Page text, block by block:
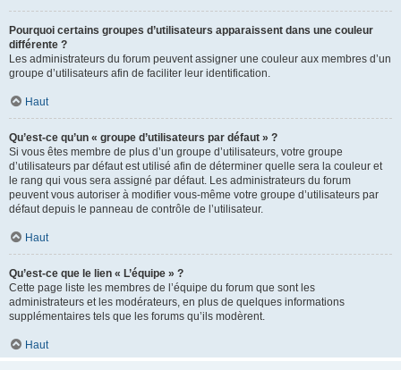
Pourquoi certains groupes d’utilisateurs apparaissent dans une couleur
différente ?
Les administrateurs du forum peuvent assigner une couleur aux membres d’un
groupe d’utilisateurs afin de faciliter leur identification.
Haut
Qu’est-ce qu’un « groupe d’utilisateurs par défaut » ?
Si vous êtes membre de plus d’un groupe d’utilisateurs, votre groupe
d’utilisateurs par défaut est utilisé afin de déterminer quelle sera la couleur et
le rang qui vous sera assigné par défaut. Les administrateurs du forum
peuvent vous autoriser à modifier vous-même votre groupe d’utilisateurs par
défaut depuis le panneau de contrôle de l’utilisateur.
Haut
Qu’est-ce que le lien « L’équipe » ?
Cette page liste les membres de l’équipe du forum que sont les
administrateurs et les modérateurs, en plus de quelques informations
supplémentaires tels que les forums qu’ils modèrent.
Haut